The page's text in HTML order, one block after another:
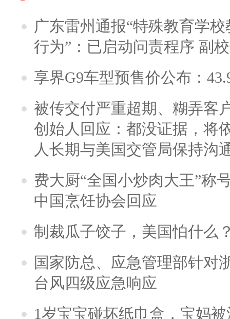
广东雷州通报“特殊教育学
行为”：已启动问责程序 副
享界G9车型预售价公布：
被传交付严重超期、糊弄客
创始人回应：都没证据，将
人长期与美国交管局保持沟
费大厨“全国小炒肉大王”称
中国烹饪协会回应
制裁瓜子饺子，美国怕什么
国家防总、应急管理部针对
台风四级应急响应
1岁宝宝碰坏纸巾盒，宝妈